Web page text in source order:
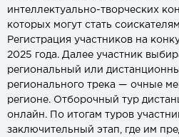
интеллектуально-творческих
которых могут стать
Регистрация участников на
2025 года. Далее участник
региональный или
регионального трека — очные
регионе. Отборочный тур
онлайн. По итогам туров
заключительный этап, где им